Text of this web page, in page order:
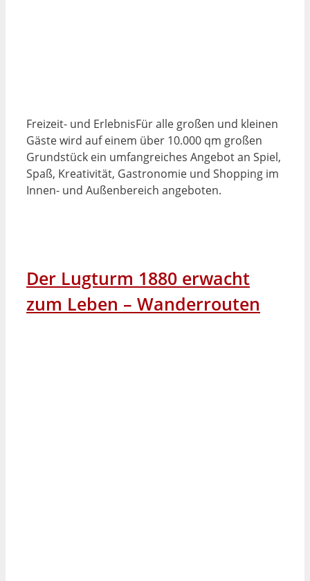
Freizeit- und ErlebnisFür alle großen und kleinen
Gäste wird auf einem über 10.000 qm großen
Grundstück ein umfangreiches Angebot an Spiel,
Spaß, Kreativität, Gastronomie und Shopping im
Innen- und Außenbereich angeboten.
Der Lugturm 1880 erwacht
zum Leben – Wanderrouten